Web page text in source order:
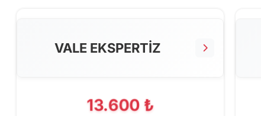
VALE EKSPERTİZ
13.600 ₺